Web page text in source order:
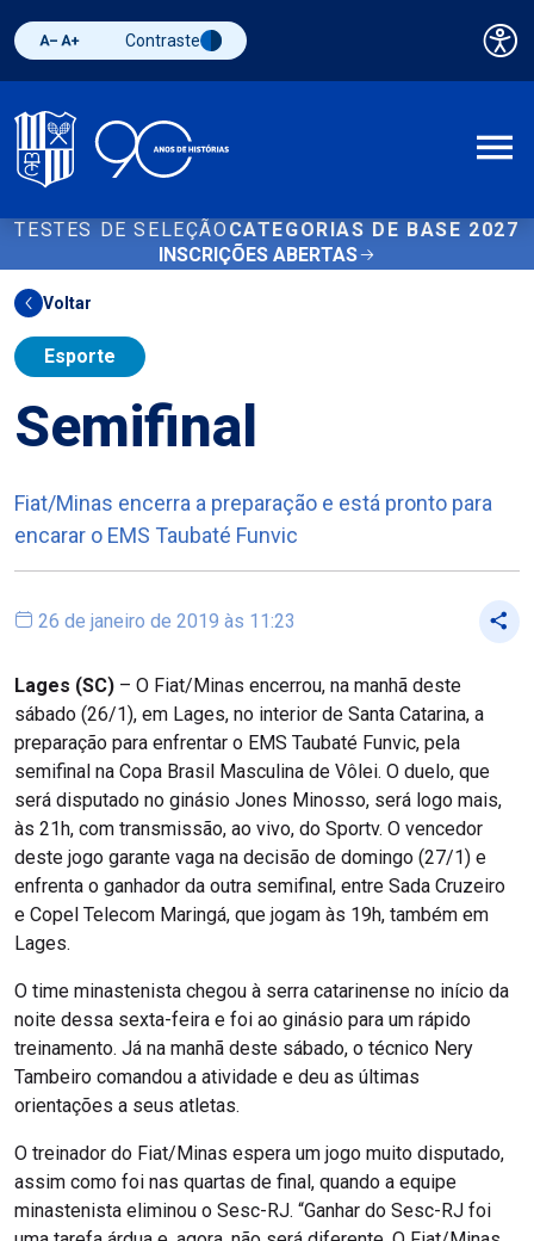
Diminuir fonte
Aumentar fonteAlternar contraste
Contraste
TESTES DE SELEÇÃO CATEGORIAS DE BASE 2027
INSCRIÇÕES ABERTAS
Voltar
Esporte
Semifinal
Fiat/Minas encerra a preparação e está pronto para
encarar o EMS Taubaté Funvic
26 de janeiro de 2019 às 11:23
Lages (SC) – O Fiat/Minas encerrou, na manhã deste
sábado (26/1), em Lages, no interior de Santa Catarina, a
preparação para enfrentar o EMS Taubaté Funvic, pela
semifinal na Copa Brasil Masculina de Vôlei. O duelo, que
será disputado no ginásio Jones Minosso, será logo mais,
às 21h, com transmissão, ao vivo, do Sportv. O vencedor
deste jogo garante vaga na decisão de domingo (27/1) e
enfrenta o ganhador da outra semifinal, entre Sada Cruzeiro
e Copel Telecom Maringá, que jogam às 19h, também em
Lages.
O time minastenista chegou à serra catarinense no início da
noite dessa sexta-feira e foi ao ginásio para um rápido
treinamento. Já na manhã deste sábado, o técnico Nery
Tambeiro comandou a atividade e deu as últimas
orientações a seus atletas.
O treinador do Fiat/Minas espera um jogo muito disputado,
assim como foi nas quartas de final, quando a equipe
minastenista eliminou o Sesc-RJ. “Ganhar do Sesc-RJ foi